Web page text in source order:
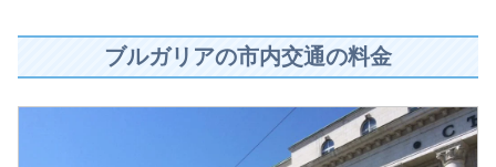
ブルガリアの市内交通の料金